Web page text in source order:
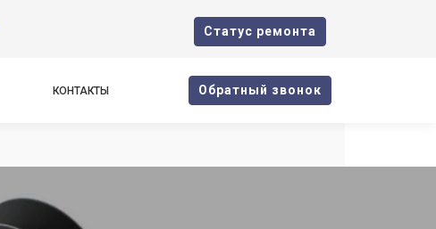
Cтатус ремонта
КОНТАКТЫ Oбратный звонок